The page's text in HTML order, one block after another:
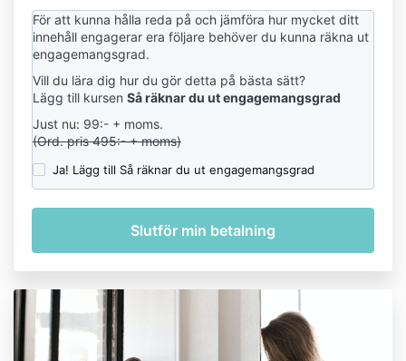
För att kunna hålla reda på och jämföra hur mycket ditt
innehåll engagerar era följare behöver du kunna räkna ut
engagemangsgrad.
Vill du lära dig hur du gör detta på bästa sätt?
Lägg till kursen Så räknar du ut engagemangsgrad
Just nu: 99:- + moms.
(Ord. pris 495:- + moms)
Ja! Lägg till Så räknar du ut engagemangsgrad